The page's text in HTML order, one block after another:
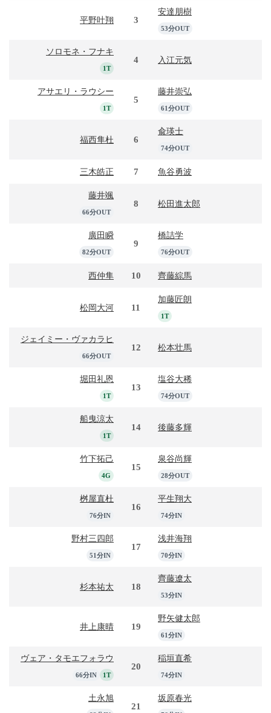
平野叶翔 3
安達朋樹
53分OUT
ソロモネ・フナキ
1T
4 入江元気
アサエリ・ラウシー
1T
5
藤井崇弘
61分OUT
福西隼杜 6
兪瑛士
74分OUT
三木皓正 7 魚谷勇波
藤井颯
66分OUT
8 松田進太郎
廣田瞬
82分OUT
9
橋詰学
76分OUT
西仲隼 10 齊藤綜馬
松岡大河 11
加藤匠朗
1T
ジェイミー・ヴァカラヒ
66分OUT
12 松本壮馬
堀田礼恩
1T
13
塩谷大稀
74分OUT
船曳涼太
1T
14 後藤多輝
竹下拓己
4G
15
泉谷尚輝
28分OUT
桝屋直杜
76分IN
16
平生翔大
74分IN
野村三四郎
51分IN
17
浅井海翔
70分IN
杉本祐太 18
齊藤遼太
53分IN
井上康晴 19
野矢健太郎
61分IN
ヴェア・タモエフォラウ
66分IN 1T
20
稲垣直希
74分IN
土永旭
21
坂原春光